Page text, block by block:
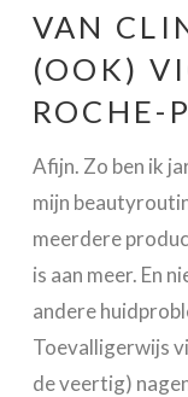
VAN
(OOK)
ROCHE-
Afijn. Zo ben ik
mijn
meerdere
is aan meer. En
andere
Toevalligerwijs
de veertig)